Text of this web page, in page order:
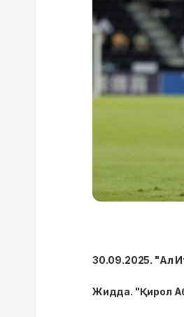
30.09.2025. "Ал
Жидда. "Қирол